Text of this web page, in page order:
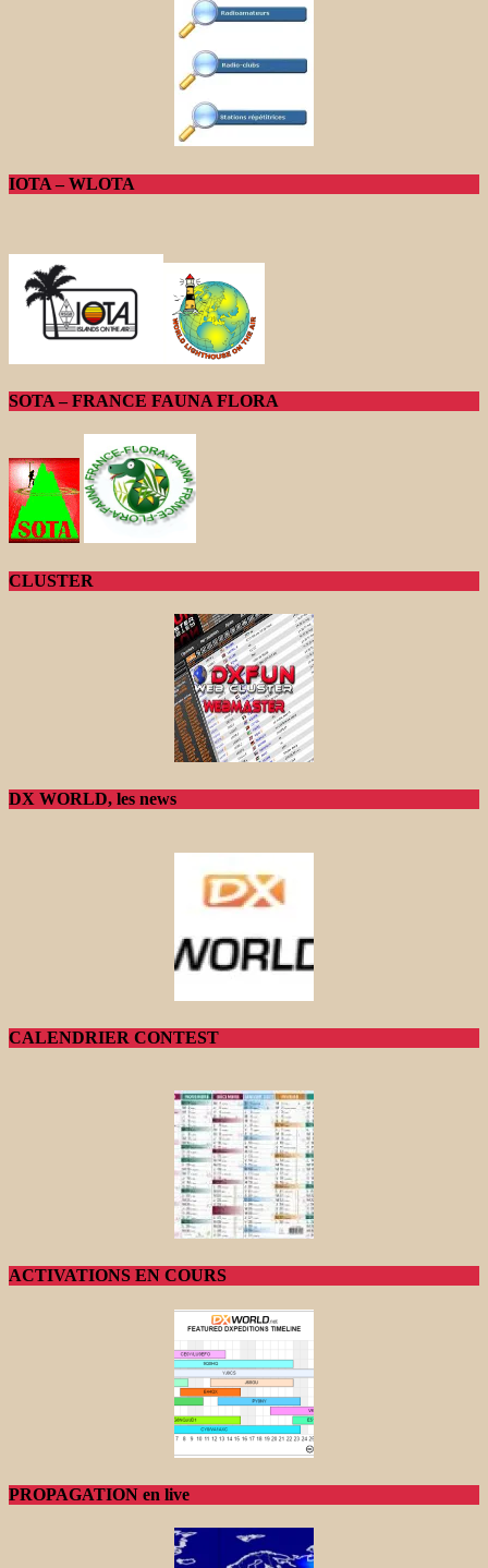
IOTA – WLOTA
SOTA – FRANCE FAUNA FLORA
CLUSTER
DX WORLD, les news
CALENDRIER CONTEST
ACTIVATIONS EN COURS
PROPAGATION en live